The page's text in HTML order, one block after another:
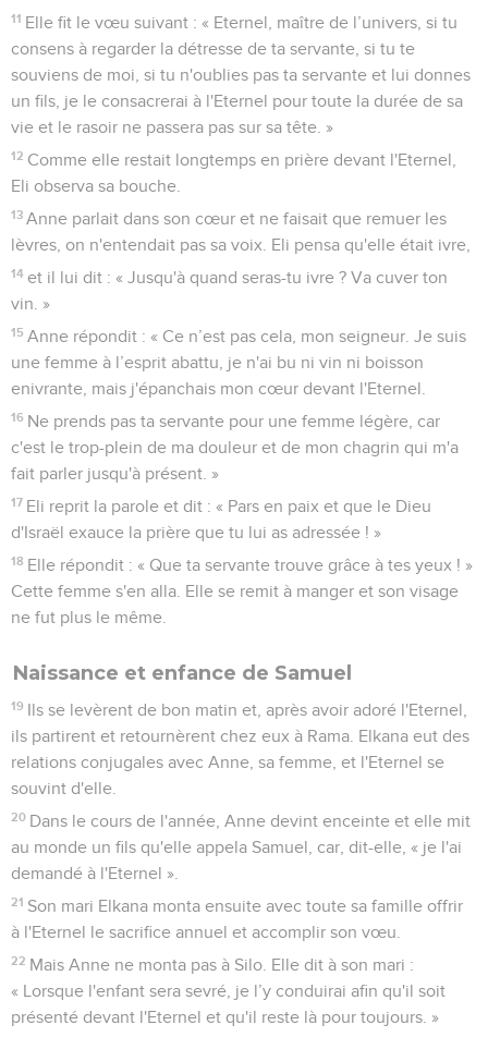
11 Elle fit le vœu suivant : « Eternel, maître de l’univers, si tu
consens à regarder la détresse de ta servante, si tu te
souviens de moi, si tu n'oublies pas ta servante et lui donnes
un fils, je le consacrerai à l'Eternel pour toute la durée de sa
vie et le rasoir ne passera pas sur sa tête. »
12 Comme elle restait longtemps en prière devant l'Eternel,
Eli observa sa bouche.
13 Anne parlait dans son cœur et ne faisait que remuer les
lèvres, on n'entendait pas sa voix. Eli pensa qu'elle était ivre,
14 et il lui dit : « Jusqu'à quand seras-tu ivre ? Va cuver ton
vin. »
15 Anne répondit : « Ce n’est pas cela, mon seigneur. Je suis
une femme à l’esprit abattu, je n'ai bu ni vin ni boisson
enivrante, mais j'épanchais mon cœur devant l'Eternel.
16 Ne prends pas ta servante pour une femme légère, car
c'est le trop-plein de ma douleur et de mon chagrin qui m'a
fait parler jusqu'à présent. »
17 Eli reprit la parole et dit : « Pars en paix et que le Dieu
d'Israël exauce la prière que tu lui as adressée ! »
18 Elle répondit : « Que ta servante trouve grâce à tes yeux ! »
Cette femme s'en alla. Elle se remit à manger et son visage
ne fut plus le même.
Naissance et enfance de Samuel
19 Ils se levèrent de bon matin et, après avoir adoré l'Eternel,
ils partirent et retournèrent chez eux à Rama. Elkana eut des
relations conjugales avec Anne, sa femme, et l'Eternel se
souvint d'elle.
20 Dans le cours de l'année, Anne devint enceinte et elle mit
au monde un fils qu'elle appela Samuel, car, dit-elle, « je l'ai
demandé à l'Eternel ».
21 Son mari Elkana monta ensuite avec toute sa famille offrir
à l'Eternel le sacrifice annuel et accomplir son vœu.
22 Mais Anne ne monta pas à Silo. Elle dit à son mari :
« Lorsque l'enfant sera sevré, je l’y conduirai afin qu'il soit
présenté devant l'Eternel et qu'il reste là pour toujours. »